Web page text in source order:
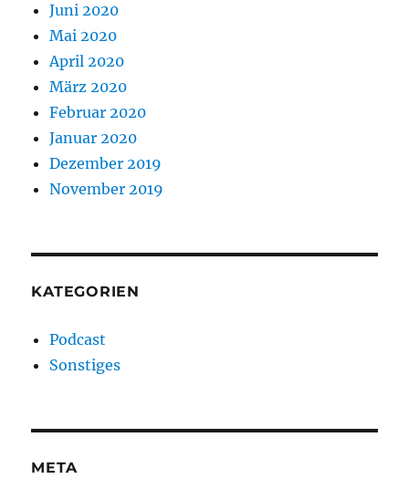
Juni 2020
Mai 2020
April 2020
März 2020
Februar 2020
Januar 2020
Dezember 2019
November 2019
KATEGORIEN
Podcast
Sonstiges
META